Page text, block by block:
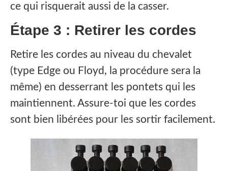
ce qui risquerait aussi de la casser.
Étape 3 : Retirer les cordes
Retire les cordes au niveau du chevalet
(type Edge ou Floyd, la procédure sera la
même) en desserrant les pontets qui les
maintiennent. Assure-toi que les cordes
sont bien libérées pour les sortir facilement.